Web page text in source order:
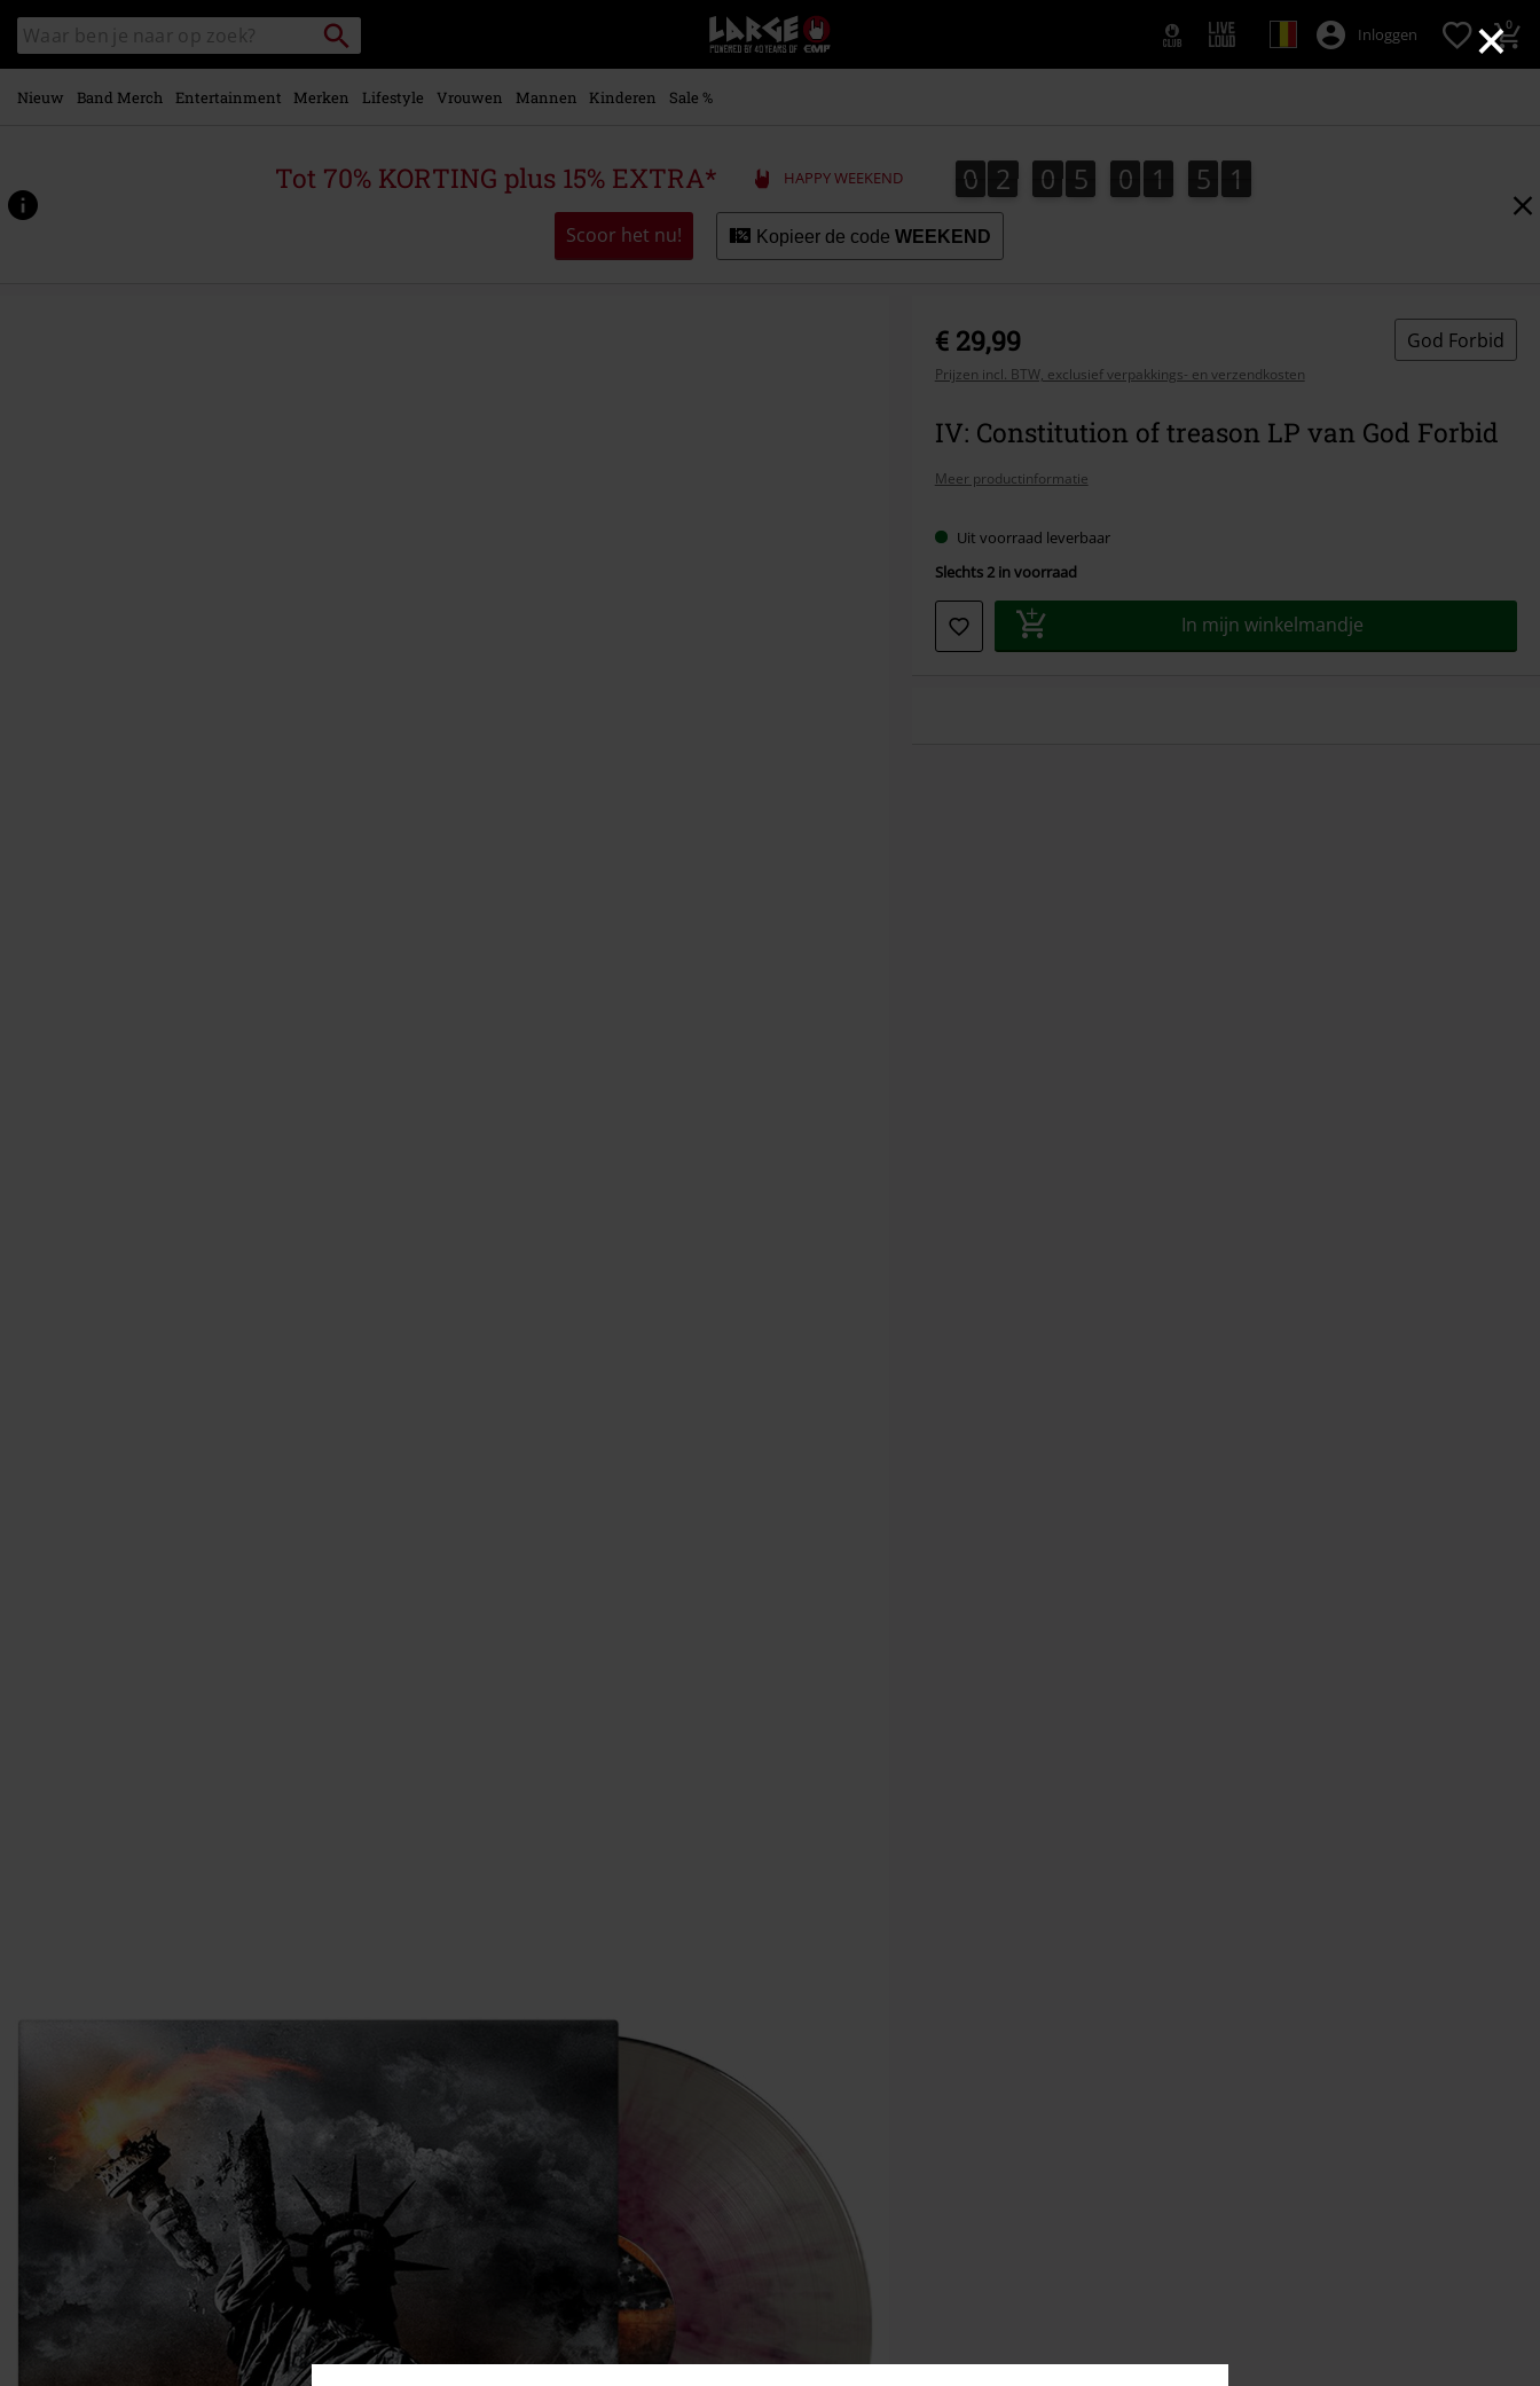
×
naar
hoofdinhoud
Zoek
in
catalogus
Packstation
zoeken
Large
–
Muziek-,
+
kleding
Inloggen 0
Nieuw Band Merch Entertainment Merken Lifestyle Vrouwen Mannen Kinderen Sale %
Tot 70% KORTING plus 15% EXTRA* HAPPY WEEKEND 0
0 2
2 0
0 5
5 0
0 1
1 4
5
4
5 9
0
9
1
0
Scoor het nu! Kopieer de code WEEKEND
€ 29,99
Prijzen incl. BTW, exclusief verpakkings- en verzendkosten
God Forbid
IV: Constitution of treason LP van God Forbid
Meer productinformatie
Uit voorraad leverbaar
Slechts 2 in voorraad
In mijn winkelmandje